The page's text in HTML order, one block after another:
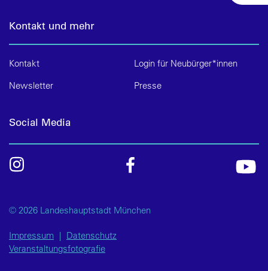
Kontakt und mehr
Kontakt
Login für Neubürger*innen
Newsletter
Presse
Social Media
© 2026 Landeshauptstadt München
Impressum | Datenschutz
Veranstaltungsfotografie